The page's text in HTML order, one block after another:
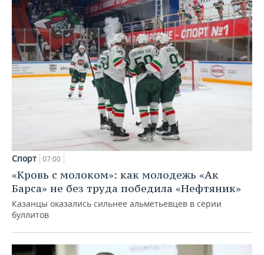
Спорт 07:00
«Кровь с молоком»: как молодежь «Ак
Барса» не без труда победила «Нефтяник»
Казанцы оказались сильнее альметьевцев в серии
буллитов